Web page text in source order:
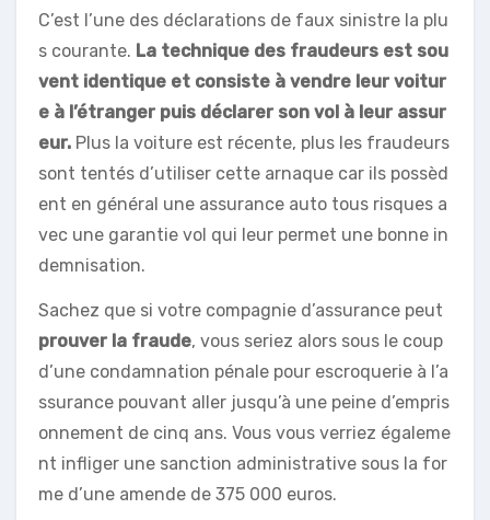
C’est l’une des déclarations de faux sinistre la plu
s courante. La technique des fraudeurs est sou
vent identique et consiste à vendre leur voitur
e à l’étranger puis déclarer son vol à leur assur
eur. Plus la voiture est récente, plus les fraudeurs
sont tentés d’utiliser cette arnaque car ils possèd
ent en général une assurance auto tous risques a
vec une garantie vol qui leur permet une bonne in
demnisation.
Sachez que si votre compagnie d’assurance peut
prouver la fraude, vous seriez alors sous le coup
d’une condamnation pénale pour escroquerie à l’a
ssurance pouvant aller jusqu’à une peine d’empris
onnement de cinq ans. Vous vous verriez égaleme
nt infliger une sanction administrative sous la for
me d’une amende de 375 000 euros.